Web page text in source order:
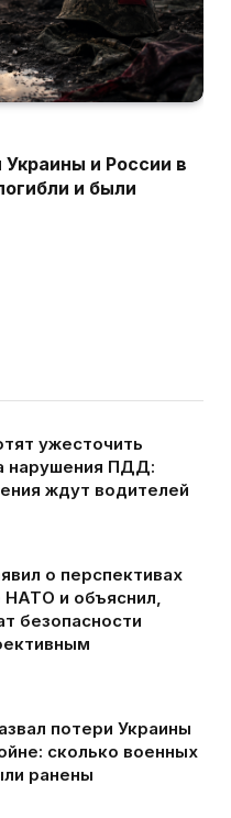
Украины и России в
и были
ужесточить
нарушения ПДД:
ждут водителей
о перспективах
НАТО и объяснил,
безопасности
потери Украины
сколько военных
ранены